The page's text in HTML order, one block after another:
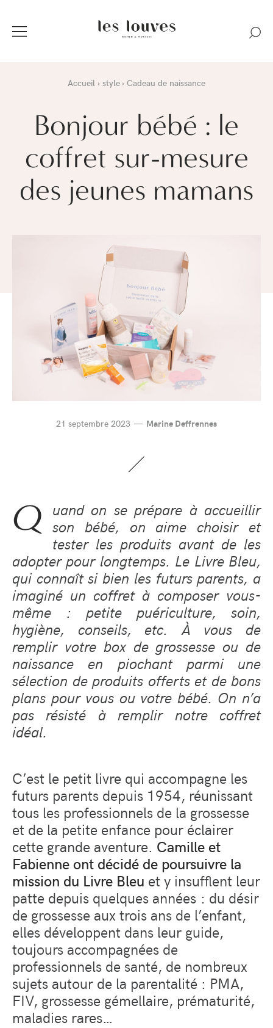
Accueil style Cadeau de naissance
Bonjour bébé : le
coffret sur-mesure
des jeunes mamans
21 septembre 2023 Marine Deffrennes
Q uand on se prépare à accueillir
son bébé, on aime choisir et
tester les produits avant de les
adopter pour longtemps. Le Livre Bleu,
qui connaît si bien les futurs parents, a
imaginé un coffret à composer vous-
même : petite puériculture, soin,
hygiène, conseils, etc. À vous de
remplir votre box de grossesse ou de
naissance en piochant parmi une
sélection de produits offerts et de bons
plans pour vous ou votre bébé. On n’a
pas résisté à remplir notre coffret
idéal.
C’est le petit livre qui accompagne les
futurs parents depuis 1954, réunissant
tous les professionnels de la grossesse
et de la petite enfance pour éclairer
cette grande aventure. Camille et
Fabienne ont décidé de poursuivre la
mission du Livre Bleu et y insufflent leur
patte depuis quelques années : du désir
de grossesse aux trois ans de l’enfant,
elles développent dans leur guide,
toujours accompagnées de
professionnels de santé, de nombreux
sujets autour de la parentalité : PMA,
FIV, grossesse gémellaire, prématurité,
maladies rares…